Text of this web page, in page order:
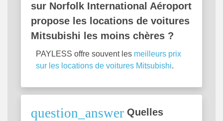
sur Norfolk International Aéroport
propose les locations de voitures
Mitsubishi les moins chères ?
PAYLESS offre souvent les meilleurs prix
sur les locations de voitures Mitsubishi.
question_answer Quelles